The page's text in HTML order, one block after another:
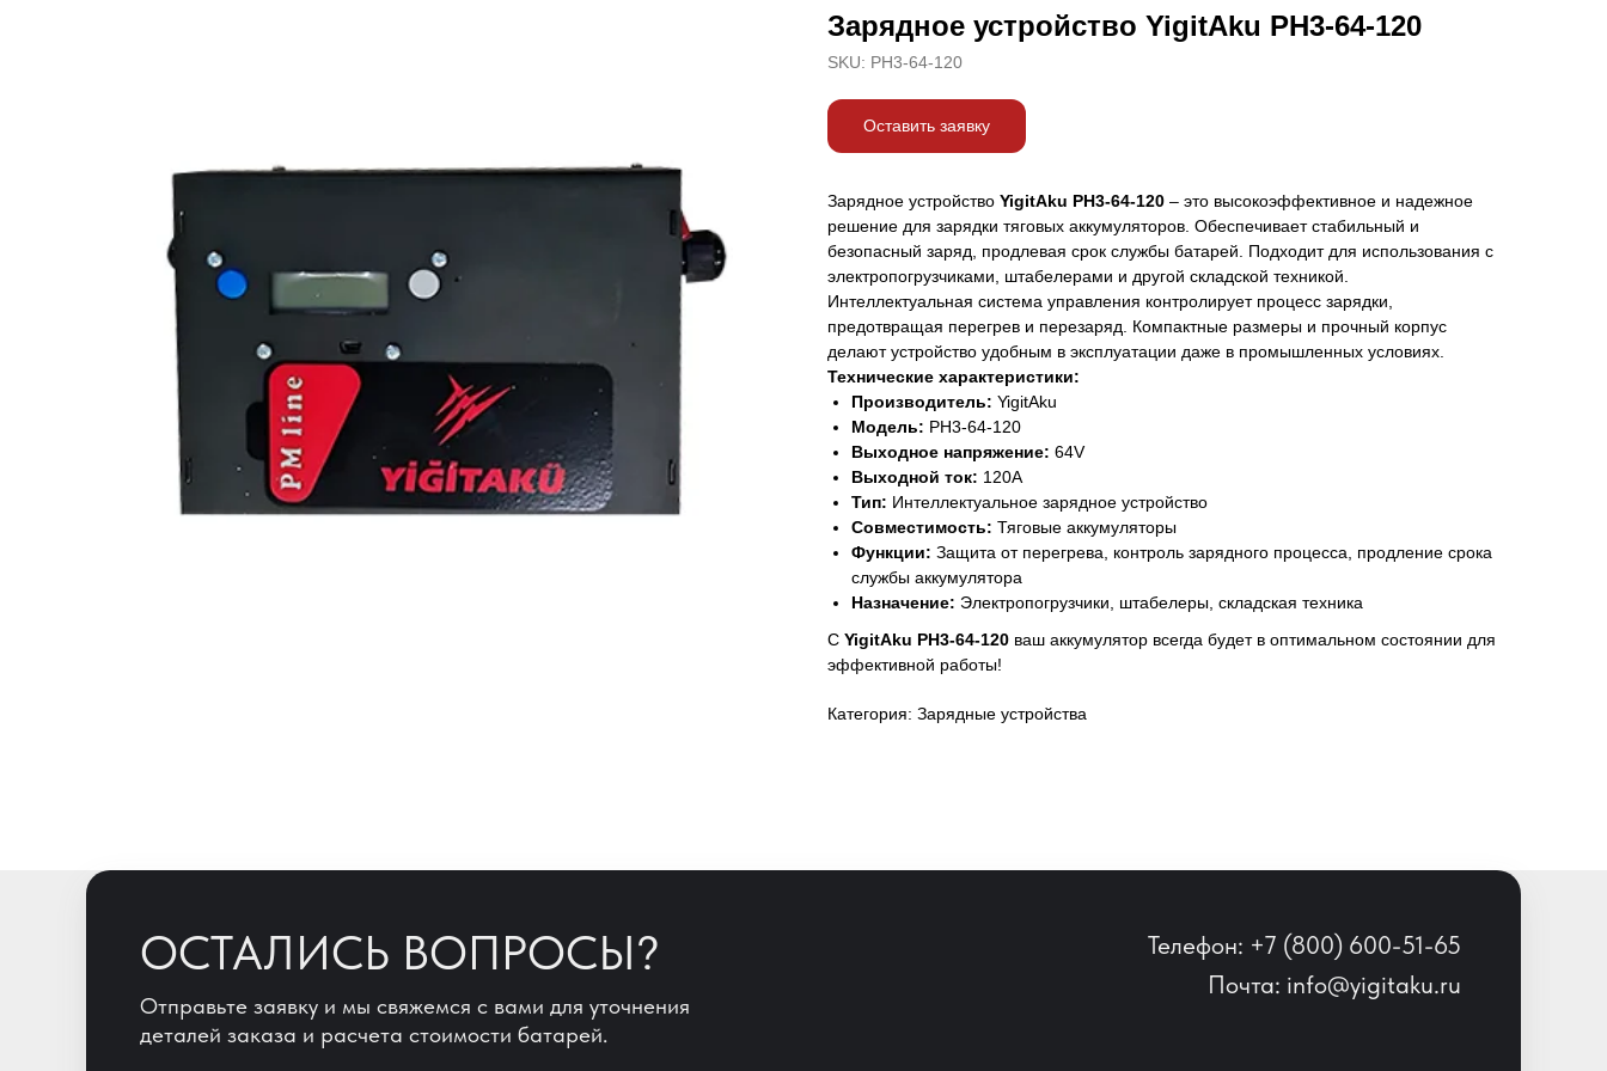
Зарядное устройство YigitAku РН3-64-120
SKU: РН3-64-120
Оставить заявку
Зарядное устройство YigitAku РН3-64-120 – это высокоэффективное и надежное
решение для зарядки тяговых аккумуляторов. Обеспечивает стабильный и
безопасный заряд, продлевая срок службы батарей. Подходит для использования с
электропогрузчиками, штабелерами и другой складской техникой.
Интеллектуальная система управления контролирует процесс зарядки,
предотвращая перегрев и перезаряд. Компактные размеры и прочный корпус
делают устройство удобным в эксплуатации даже в промышленных условиях.
Технические характеристики:
Производитель: YigitAku
Модель: РН3-64-120
Выходное напряжение: 64V
Выходной ток: 120A
Тип: Интеллектуальное зарядное устройство
Совместимость: Тяговые аккумуляторы
Функции: Защита от перегрева, контроль зарядного процесса, продление срока
службы аккумулятора
Назначение: Электропогрузчики, штабелеры, складская техника
С YigitAku РН3-64-120 ваш аккумулятор всегда будет в оптимальном состоянии для
эффективной работы!
Категория: Зарядные устройства
ОСТАЛИСЬ ВОПРОСЫ?
Отправьте заявку и мы свяжемся с вами для уточнения
деталей заказа и расчета стоимости батарей.
Телефон: +7 (800) 600-51-65
Почта: info@yigitaku.ru